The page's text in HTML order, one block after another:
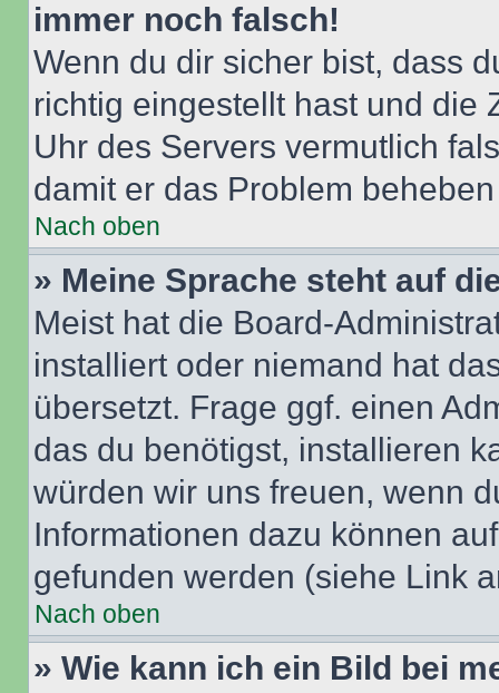
immer noch falsch!
Wenn du dir sicher bist, dass
richtig eingestellt hast und die
Uhr des Servers vermutlich
damit er das Problem
Nach oben
» Meine Sprache steht auf
Meist hat die Board-
installiert oder niemand hat
übersetzt. Frage ggf. einen
das du benötigst, installieren
würden wir uns freuen, wenn
Informationen dazu können
gefunden werden (siehe Link
Nach oben
» Wie kann ich ein Bild bei